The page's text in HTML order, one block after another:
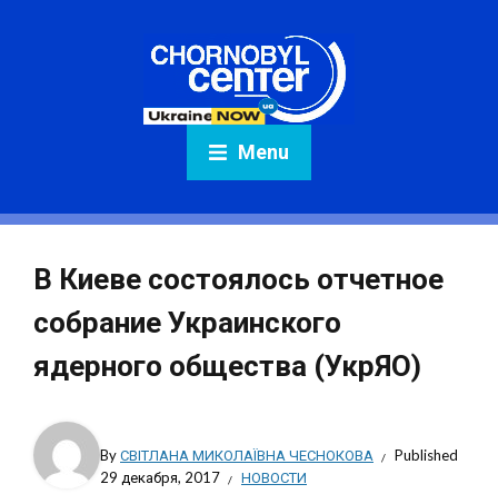
Menu
В Киеве состоялось отчетное
собрание Украинского
ядерного общества (УкрЯО)
ByСВІТЛАНА МИКОЛАЇВНА ЧЕСНОКОВА
Published
29 декабря, 2017
НОВОСТИ